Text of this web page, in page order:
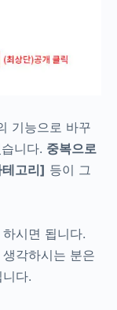
기능으로 바꾸
니다. 중복으로
고리] 등이 그
하시면 됩니다.
각하시는 분은
다.